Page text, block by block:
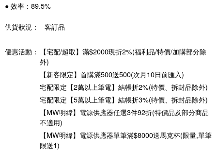
● 效率：89.5%
供貨狀況： 客訂品
優惠活動：
【宅配/超取】滿$2000現折2%(福利品/特價/加購部分除
外)
【新客限定】首購滿500送500(次月10日前匯入)
宅配限定【2萬以上筆電】結帳折2%(特價、拆封品除外)
宅配限定【5萬以上筆電】結帳折3%(特價、拆封品除外)
【MW明緯】電源供應器任選3件92折(特價品及部分商品
不適用)
【MW明緯】電源供應器單筆滿$8000送馬克杯(限量,單筆
限送1)